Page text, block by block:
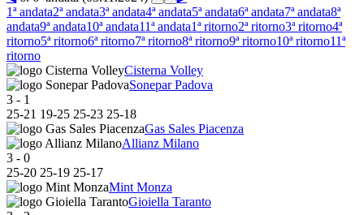
1ª andata2ª andata3ª andata4ª andata5ª andata6ª andata7ª andata8ª
andata9ª andata10ª andata11ª andata1ª ritorno2ª ritorno3ª ritorno4ª
ritorno5ª ritorno6ª ritorno7ª ritorno8ª ritorno9ª ritorno10ª ritorno11ª
ritorno
Cisterna Volley
Sonepar Padova
3 - 1
25-21 19-25 25-23 25-18
Gas Sales Piacenza
Allianz Milano
3 - 0
25-20 25-19 25-17
Mint Monza
Gioiella Taranto